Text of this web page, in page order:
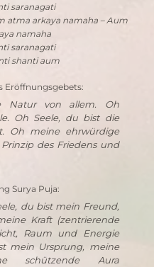
saranagati
atma arkaya namaha – Aum
namaha
saranagati
shanti aum
Eröffnungsgebets:
Natur von allem. Oh
Oh Seele, du bist die
Oh meine ehrwürdige
des Friedens und
Surya Puja:
du bist mein Freund,
Kraft (zentrierende
Raum und Energie
mein Ursprung, meine
schützende Aura